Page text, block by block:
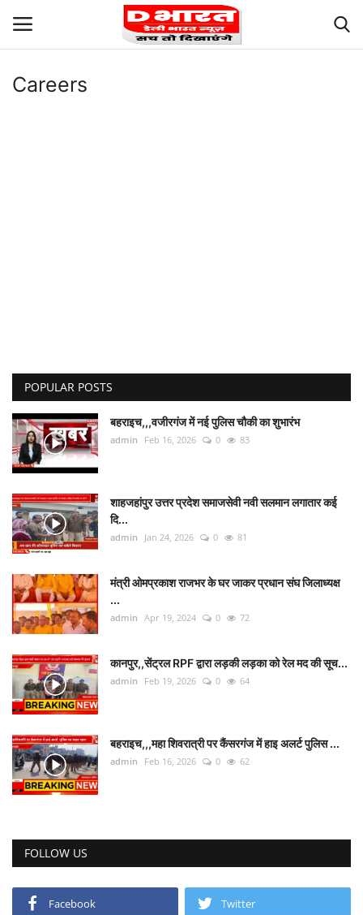
Login
देश/दुनिया
राज्य
राजनीतिक
धर्म-आस्था
हेल्थ/स्वस्थ
शिक्षा
Live TV
Talk Show
Careers
POPULAR POSTS
बहराइच,,,वजीरगंज में नई पुलिस चौकी का शुभारंभ
admin Feb 16, 2026 0 83
शाहजहांपुर उत्तर प्रदेश समाजसेवी नवी सलमान लगातार कई
दि...
admin Jan 24, 2026 0 81
मंत्री ओमप्रकाश राजभर के घर जाकर प्रधान संघ जिलाध्यक्ष
...
admin Apr 19, 2024 0 72
कानपुर,,सेंट्रल RPF द्वारा लड़की लड़का को रेल मद की सूच...
admin Feb 19, 2026 0 64
बहराइच,,,महा शिवरात्री पर कैंसरगंज में हाइ अलर्ट पुलिस ...
admin Feb 16, 2026 0 62
FOLLOW US
Facebook Twitter